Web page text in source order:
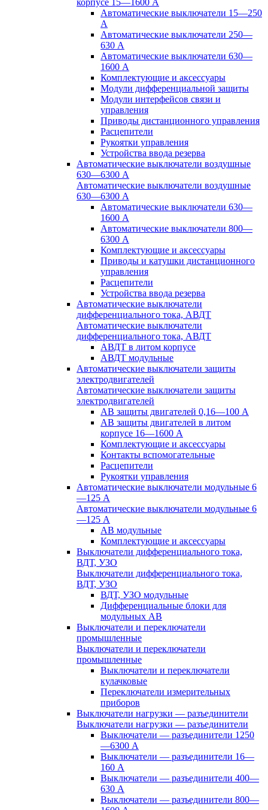
корпусе 15—1600 А
Автоматические выключатели 15—250
А
Автоматические выключатели 250—
630 А
Автоматические выключатели 630—
1600 А
Комплектующие и аксессуары
Модули дифференциальной защиты
Модули интерфейсов связи и
управления
Приводы дистанционного управления
Расцепители
Рукоятки управления
Устройства ввода резерва
Автоматические выключатели воздушные
630—6300 А
Автоматические выключатели воздушные
630—6300 А
Автоматические выключатели 630—
1600 А
Автоматические выключатели 800—
6300 А
Комплектующие и аксессуары
Приводы и катушки дистанционного
управления
Расцепители
Устройства ввода резерва
Автоматические выключатели
дифференциального тока, АВДТ
Автоматические выключатели
дифференциального тока, АВДТ
АВДТ в литом корпусе
АВДТ модульные
Автоматические выключатели защиты
электродвигателей
Автоматические выключатели защиты
электродвигателей
АВ защиты двигателей 0,16—100 А
АВ защиты двигателей в литом
корпусе 16—1600 А
Комплектующие и аксессуары
Контакты вспомогательные
Расцепители
Рукоятки управления
Автоматические выключатели модульные 6
—125 А
Автоматические выключатели модульные 6
—125 А
АВ модульные
Комплектующие и аксессуары
Выключатели дифференциального тока,
ВДТ, УЗО
Выключатели дифференциального тока,
ВДТ, УЗО
ВДТ, УЗО модульные
Дифференциальные блоки для
модульных АВ
Выключатели и переключатели
промышленные
Выключатели и переключатели
промышленные
Выключатели и переключатели
кулачковые
Переключатели измерительных
приборов
Выключатели нагрузки — разъединители
Выключатели нагрузки — разъединители
Выключатели — разъединители 1250
—6300 А
Выключатели — разъединители 16—
160 А
Выключатели — разъединители 400—
630 А
Выключатели — разъединители 800—